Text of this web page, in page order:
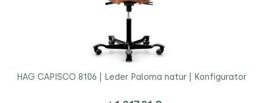
HAG CAPISCO 8106 | Leder Paloma natur | Konfigurator